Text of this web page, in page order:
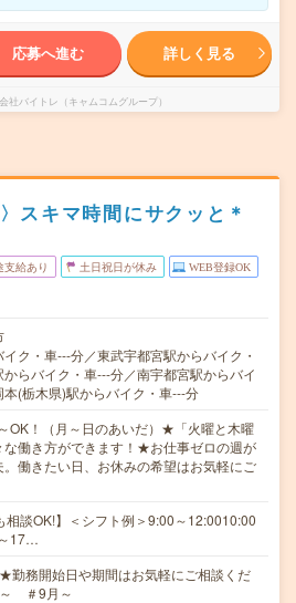
応募へ進む 詳しく見る
社バイトレ（キャムコムグループ）
スキマ時間にサクッと＊
支給あり 土日祝日が休み WEB登録OK
ク・車---分／東武宇都宮駅からバイク・
らバイク・車---分／南宇都宮駅からバイ
本(栃木県)駅からバイク・車---分
OK！（月～日のあいだ）★「火曜と木曜
な働き方ができます！★お仕事ゼロの週が
。働きたい日、お休みの希望はお気軽にご
相談OK!】＜シフト例＞9:00～12:0010:00
17…
務開始日や期間はお気軽にご相談くだ
＃9月～